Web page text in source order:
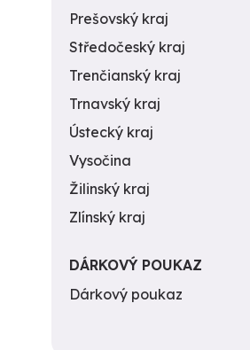
Prešovský kraj
Středočeský kraj
Trenčianský kraj
Trnavský kraj
Ústecký kraj
Vysočina
Žilinský kraj
Zlínský kraj
DÁRKOVÝ POUKAZ
Dárkový poukaz